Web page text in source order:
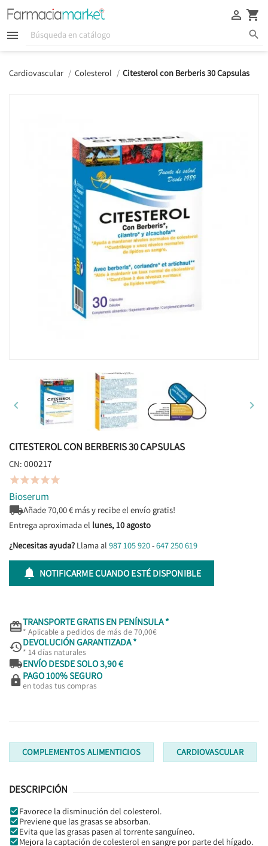
  
 
Cardiovascular Colesterol Citesterol con Berberis 30 Capsulas
 
CITESTEROL CON BERBERIS 30 CAPSULAS
CN: 000217

Bioserum
Añade70,00€ más y recibe el envío gratis!
Entrega aproximada el lunes, 10 agosto
¿Necesitas ayuda? Llama al 987 105 920-647 250 619
 NOTIFICARME CUANDO ESTÉ DISPONIBLE
TRANSPORTE GRATIS EN PENÍNSULA *
* Aplicable a pedidos de más de 70,00€
DEVOLUCIÓN GARANTIZADA *
* 14 días naturales
ENVÍO DESDE SOLO 3,90 €
 PAGO 100% SEGURO
en todas tus compras
COMPLEMENTOS ALIMENTICIOS CARDIOVASCULAR
DESCRIPCIÓN
Favorece la disminución del colesterol.
Previene que las grasas se absorban.
Evita que las grasas pasen al torrente sanguíneo.
Mejora la captación de colesterol en sangre por parte del hígado.